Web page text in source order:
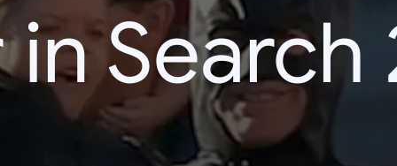
in Search